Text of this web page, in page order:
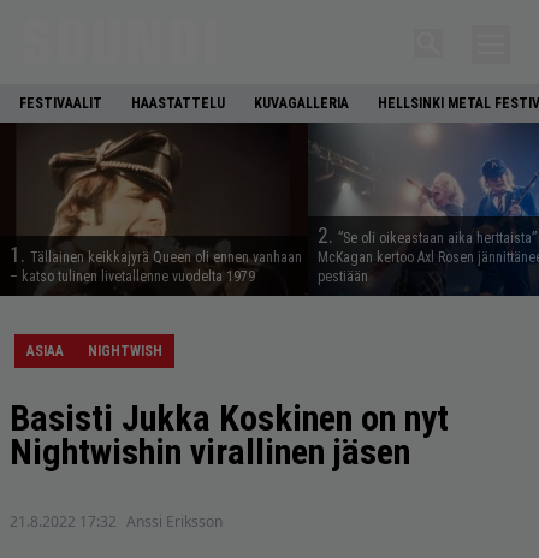
FESTIVAALIT HAASTATTELU KUVAGALLERIA HELLSINKI METAL
1. Tällainen keikkajyrä Queen oli ennen vanhaan
– katso tulinen livetallenne vuodelta 1979
2. ”Se oli oikeastaan aika
McKagan kertoo Axl Rosen
pestiään
ASIAA NIGHTWISH
Basisti Jukka Koskinen on nyt
Nightwishin virallinen jäsen
21.8.2022 17:32 Anssi Eriksson